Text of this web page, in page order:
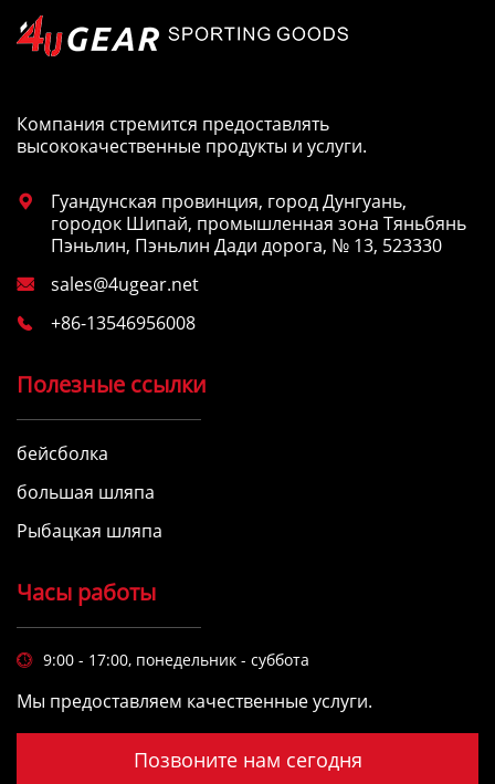
Компания стремится предоставлять
высококачественные продукты и услуги.

Гуандунская провинция, город Дунгуань,
городок Шипай, промышленная зона Тяньбянь
Пэньлин, Пэньлин Дади дорога, № 13, 523330
 sales@4ugear.net
 +86-13546956008
Полезные ссылки
бейсболка
большая шляпа
Рыбацкая шляпа
Часы работы
 9:00 - 17:00, понедельник - суббота
Мы предоставляем качественные услуги.
Позвоните нам сегодня